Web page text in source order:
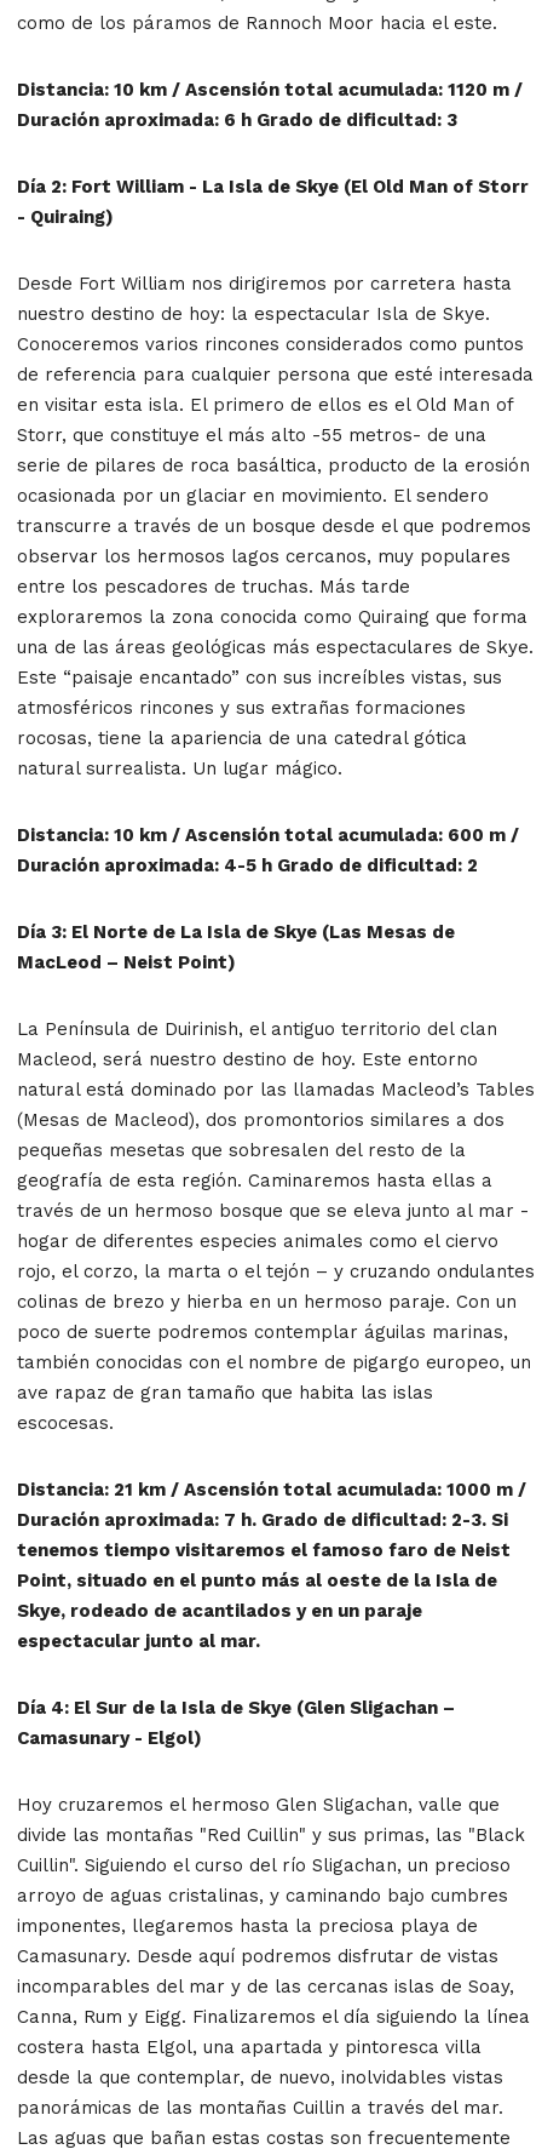
como de los páramos de Rannoch Moor hacia el este.
Distancia: 10 km / Ascensión total acumulada: 1120 m /
Duración aproximada: 6 h Grado de dificultad: 3
Día 2: Fort William - La Isla de Skye (El Old Man of Storr
- Quiraing)
Desde Fort William nos dirigiremos por carretera hasta
nuestro destino de hoy: la espectacular Isla de Skye.
Conoceremos varios rincones considerados como puntos
de referencia para cualquier persona que esté interesada
en visitar esta isla. El primero de ellos es el Old Man of
Storr, que constituye el más alto -55 metros- de una
serie de pilares de roca basáltica, producto de la erosión
ocasionada por un glaciar en movimiento. El sendero
transcurre a través de un bosque desde el que podremos
observar los hermosos lagos cercanos, muy populares
entre los pescadores de truchas. Más tarde
exploraremos la zona conocida como Quiraing que forma
una de las áreas geológicas más espectaculares de Skye.
Este “paisaje encantado” con sus increíbles vistas, sus
atmosféricos rincones y sus extrañas formaciones
rocosas, tiene la apariencia de una catedral gótica
natural surrealista. Un lugar mágico.
Distancia: 10 km / Ascensión total acumulada: 600 m /
Duración aproximada: 4-5 h Grado de dificultad: 2
Día 3: El Norte de La Isla de Skye (Las Mesas de
MacLeod – Neist Point)
La Península de Duirinish, el antiguo territorio del clan
Macleod, será nuestro destino de hoy. Este entorno
natural está dominado por las llamadas Macleod’s Tables
(Mesas de Macleod), dos promontorios similares a dos
pequeñas mesetas que sobresalen del resto de la
geografía de esta región. Caminaremos hasta ellas a
través de un hermoso bosque que se eleva junto al mar -
hogar de diferentes especies animales como el ciervo
rojo, el corzo, la marta o el tejón – y cruzando ondulantes
colinas de brezo y hierba en un hermoso paraje. Con un
poco de suerte podremos contemplar águilas marinas,
también conocidas con el nombre de pigargo europeo, un
ave rapaz de gran tamaño que habita las islas
escocesas.
Distancia: 21 km / Ascensión total acumulada: 1000 m /
Duración aproximada: 7 h. Grado de dificultad: 2-3. Si
tenemos tiempo visitaremos el famoso faro de Neist
Point, situado en el punto más al oeste de la Isla de
Skye, rodeado de acantilados y en un paraje
espectacular junto al mar.
Día 4: El Sur de la Isla de Skye (Glen Sligachan –
Camasunary - Elgol)
Hoy cruzaremos el hermoso Glen Sligachan, valle que
divide las montañas "Red Cuillin" y sus primas, las "Black
Cuillin". Siguiendo el curso del río Sligachan, un precioso
arroyo de aguas cristalinas, y caminando bajo cumbres
imponentes, llegaremos hasta la preciosa playa de
Camasunary. Desde aquí podremos disfrutar de vistas
incomparables del mar y de las cercanas islas de Soay,
Canna, Rum y Eigg. Finalizaremos el día siguiendo la línea
costera hasta Elgol, una apartada y pintoresca villa
desde la que contemplar, de nuevo, inolvidables vistas
panorámicas de las montañas Cuillin a través del mar.
Las aguas que bañan estas costas son frecuentemente